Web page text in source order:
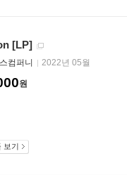
[LP]
컴퍼니 2022년 05월
원
보기